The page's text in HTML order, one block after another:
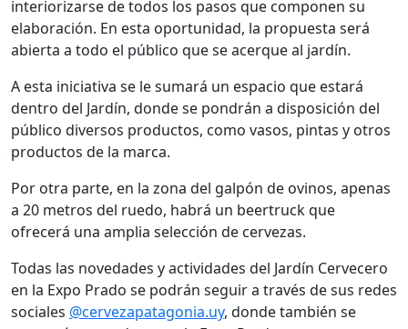
interiorizarse de todos los pasos que componen su
elaboración. En esta oportunidad, la propuesta será
abierta a todo el público que se acerque al jardín.
A esta iniciativa se le sumará un espacio que estará
dentro del Jardín, donde se pondrán a disposición del
público diversos productos, como vasos, pintas y otros
productos de la marca.
Por otra parte, en la zona del galpón de ovinos, apenas
a 20 metros del ruedo, habrá un beertruck que
ofrecerá una amplia selección de cervezas.
Todas las novedades y actividades del Jardín Cervecero
en la Expo Prado se podrán seguir a través de sus redes
sociales @cervezapatagonia.uy, donde también se